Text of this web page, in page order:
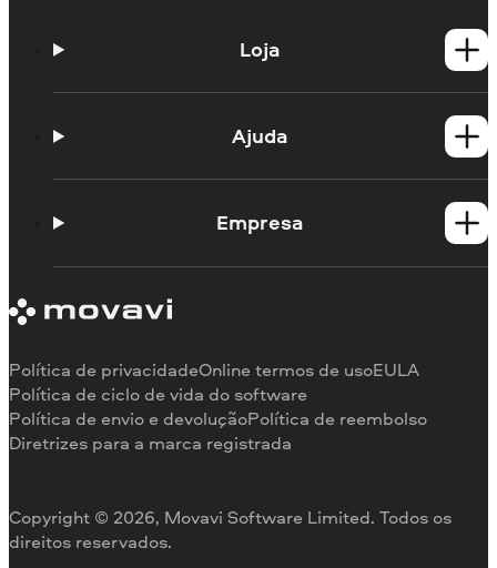
Loja
Produtos para Mac Ajuda
Portal de aprendizagem
Limitações da versão de teste
Reembolso
Empresa
Testemunhos
Por que nos escolher
Para o trabalho
Copyright © 2026, Movavi Software Limited. Todos os
direitos reservados.
Política de privacidadeOnline termos de usoEULA
Política de ciclo de vida do software
Política de envio e devoluçãoPolítica de reembolso
Diretrizes para a marca registrada